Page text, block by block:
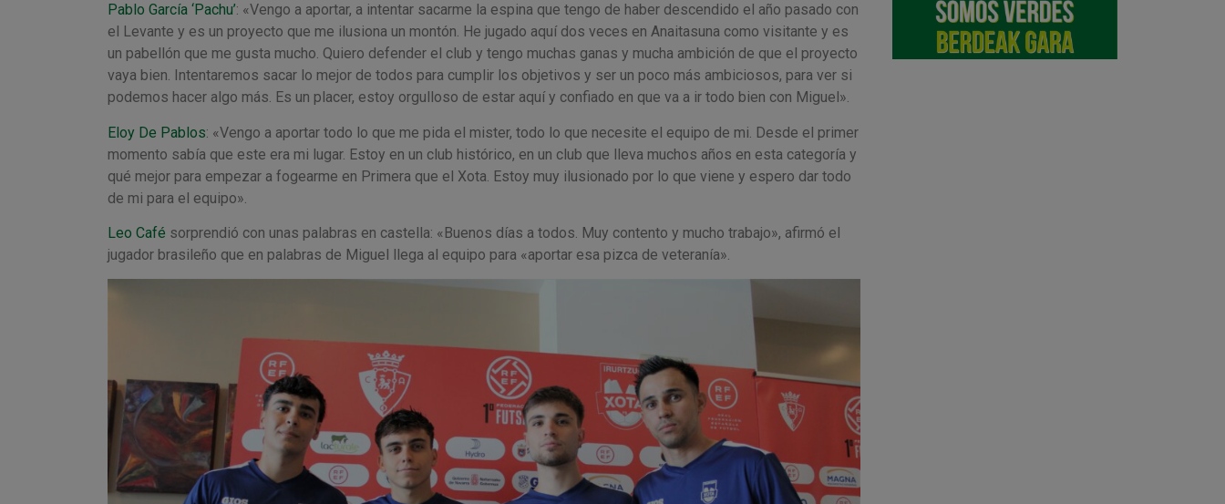
Pablo García ‘Pachu’: «Vengo a aportar, a intentar sacarme la espina que tengo de haber descendido el año pasado con
el Levante y es un proyecto que me ilusiona un montón. He jugado aquí dos veces en Anaitasuna como visitante y es
un pabellón que me gusta mucho. Quiero defender el club y tengo muchas ganas y mucha ambición de que el proyecto
vaya bien. Intentaremos sacar lo mejor de todos para cumplir los objetivos y ser un poco más ambiciosos, para ver si
podemos hacer algo más. Es un placer, estoy orgulloso de estar aquí y confiado en que va a ir todo bien con Miguel».
Eloy De Pablos: «Vengo a aportar todo lo que me pida el mister, todo lo que necesite el equipo de mi. Desde el primer
momento sabía que este era mi lugar. Estoy en un club histórico, en un club que lleva muchos años en esta categoría y
qué mejor para empezar a fogearme en Primera que el Xota. Estoy muy ilusionado por lo que viene y espero dar todo
de mi para el equipo».
Leo Café sorprendió con unas palabras en castella: «Buenos días a todos. Muy contento y mucho trabajo», afirmó el
jugador brasileño que en palabras de Miguel llega al equipo para «aportar esa pizca de veteranía».